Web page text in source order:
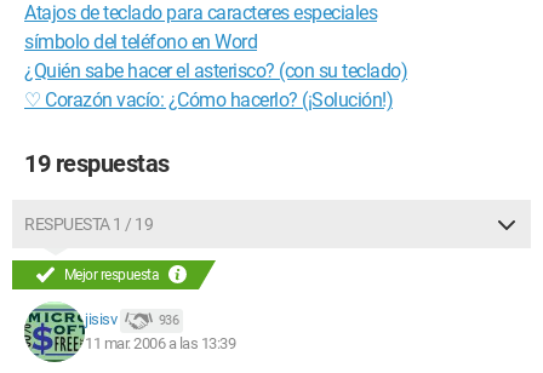
Atajos de teclado para caracteres especiales
símbolo del teléfono en Word
¿Quién sabe hacer el asterisco? (con su teclado)
♡ Corazón vacío: ¿Cómo hacerlo? (¡Solución!)
19 respuestas
RESPUESTA 1 / 19
Mejor respuesta
jisisv 936
11 mar. 2006 a las 13:39